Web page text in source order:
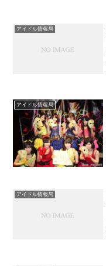
アイドル情報局
アイドル情報局
アイドル情報局